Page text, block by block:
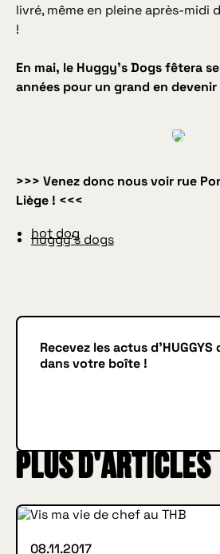
livré, même en pleine après-midi
!
En mai, le Huggy’s Dogs fêtera
années pour un grand en devenir
>>> Venez donc nous voir rue
Liège ! <<<
hot dog
huggy's dogs
Recevez les actus
dans votre boîte !
Plus d'articles
08.11.2017